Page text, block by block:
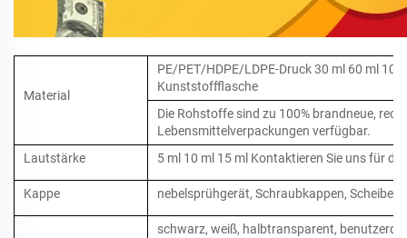
Material
PE/PET/HDPE/LDPE-Druck 30 ml 60 ml
Kunststoffflasche
Die Rohstoffe sind zu 100% brandneue,
Lebensmittelverpackungen verfügbar.
Lautstärke
5 ml 10 ml 15 ml Kontaktieren Sie uns für
Kappe nebelsprühgerät, Schraubkappen,
schwarz, weiß, halbtransparent,